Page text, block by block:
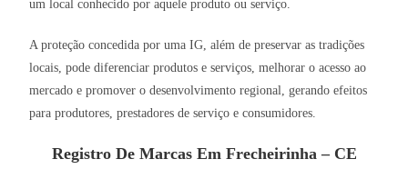
um local conhecido por aquele produto ou serviço.
A proteção concedida por uma IG, além de preservar as tradições
locais, pode diferenciar produtos e serviços, melhorar o acesso ao
mercado e promover o desenvolvimento regional, gerando efeitos
para produtores, prestadores de serviço e consumidores.
Registro De Marcas Em Frecheirinha – CE